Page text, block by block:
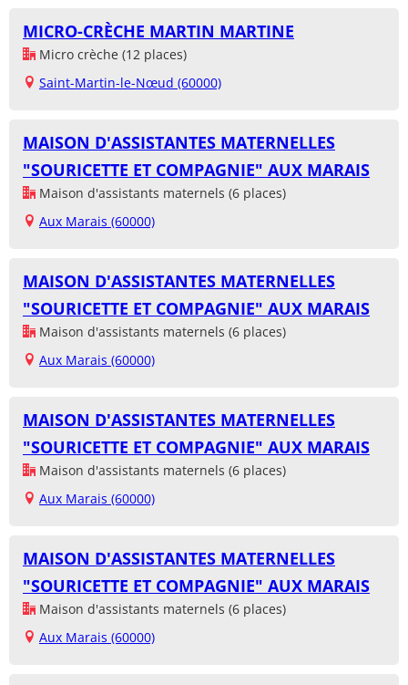
MICRO-CRÈCHE MARTIN MARTINE
Micro crèche (12 places)
Saint-Martin-le-Nœud (60000)
MAISON D'ASSISTANTES MATERNELLES
"SOURICETTE ET COMPAGNIE" AUX MARAIS
Maison d'assistants maternels (6 places)
Aux Marais (60000)
MAISON D'ASSISTANTES MATERNELLES
"SOURICETTE ET COMPAGNIE" AUX MARAIS
Maison d'assistants maternels (6 places)
Aux Marais (60000)
MAISON D'ASSISTANTES MATERNELLES
"SOURICETTE ET COMPAGNIE" AUX MARAIS
Maison d'assistants maternels (6 places)
Aux Marais (60000)
MAISON D'ASSISTANTES MATERNELLES
"SOURICETTE ET COMPAGNIE" AUX MARAIS
Maison d'assistants maternels (6 places)
Aux Marais (60000)